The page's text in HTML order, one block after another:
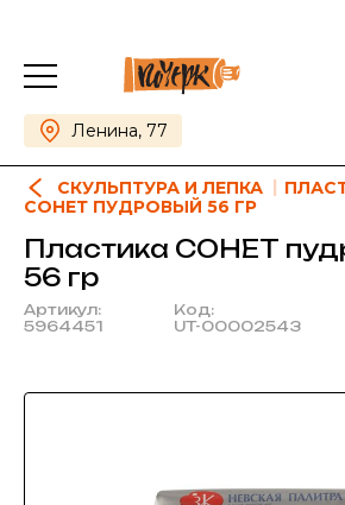
Ленина, 77
СКУЛЬПТУРА И ЛЕПКА
СОНЕТ ПУДРОВЫЙ 56 ГР
Пластика СОНЕТ
56 гр
Артикул:
5964451
Код:
UT-00002543